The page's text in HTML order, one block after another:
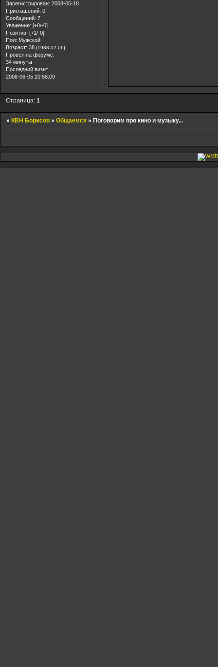
Зарегистрирован: 2008-05-18
Приглашений: 0
Сообщений: 7
Уважение: [+0/-0]
Позитив: [+1/-0]
Пол: Мужской
Возраст: 38 [1988-02-06]
Провел на форуме:
34 минуты
Последний визит:
2008-06-05 20:58:09
Страница:1
» КВН Борисов »Общаемся » Поговорим про кино и музыку...